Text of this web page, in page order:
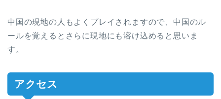
中国の現地の人もよくプレイされますので、中国のル
ールを覚えるとさらに現地にも溶け込めると思いま
す。
アクセス